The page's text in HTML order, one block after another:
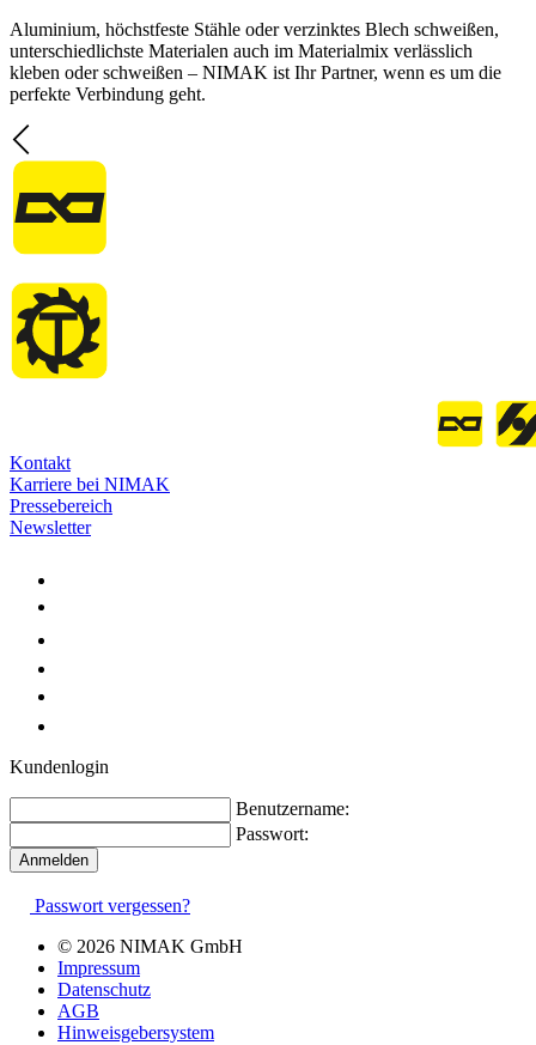
Aluminium, höchstfeste Stähle oder verzinktes Blech schweißen,
unterschiedlichste Materialen auch im Materialmix verlässlich
kleben oder schweißen – NIMAK ist Ihr Partner, wenn es um die
perfekte Verbindung geht.
Kontakt
Karriere bei NIMAK
Pressebereich
Newsletter
Kundenlogin
Benutzername:
Passwort:
Passwort vergessen?
© 2026 NIMAK GmbH
Impressum
Datenschutz
AGB
Hinweisgebersystem